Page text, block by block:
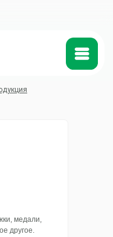
медали,
другое.